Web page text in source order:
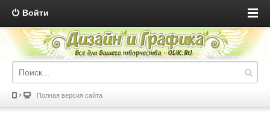
Войти
Полная версия сайта